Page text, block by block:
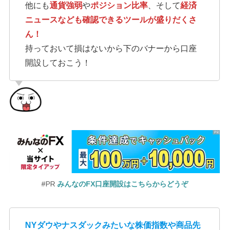
他にも通貨強弱やポジション比率、そして経済
ニュースなども確認できるツールが盛りだくさ
ん！
持っておいて損はないから下のバナーから口座
開設しておこう！
#PR みんなのFX口座開設はこちらからどうぞ
NYダウやナスダックみたいな株価指数や商品先